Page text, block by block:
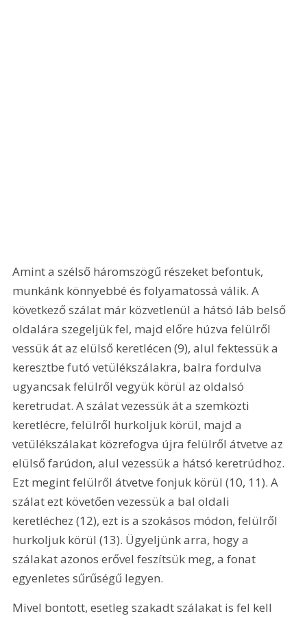
Amint a szélső háromszögű részeket befontuk,
munkánk könnyebbé és folyamatossá válik. A
következő szálat már közvetlenül a hátsó láb belső
oldalára szegeljük fel, majd előre húzva felülről
vessük át az elülső keretlécen (9), alul fektessük a
keresztbe futó vetülékszálakra, balra fordulva
ugyancsak felülről vegyük körül az oldalsó
keretrudat. A szálat vezessük át a szemközti
keretlécre, felülről hurkoljuk körül, majd a
vetülékszálakat közrefogva újra felülről átvetve az
elülső farúdon, alul vezessük a hátsó keretrúdhoz.
Ezt megint felülről átvetve fonjuk körül (10, 11). A
szálat ezt követően vezessük a bal oldali
keretléchez (12), ezt is a szokásos módon, felülről
hurkoljuk körül (13). Ügyeljünk arra, hogy a
szálakat azonos erővel feszítsük meg, a fonat
egyenletes sűrűségű legyen.
Mivel bontott, esetleg szakadt szálakat is fel kell